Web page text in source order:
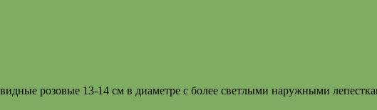
розовые 13-14 см в диаметре с более светлыми наружными